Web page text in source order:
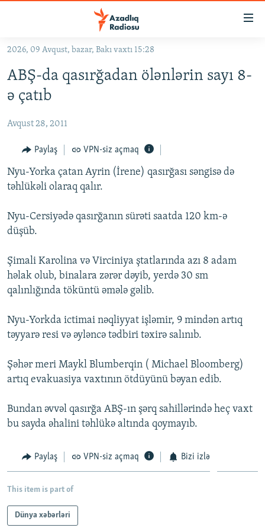
Əsas
qayıt
Əsas
naviqasiyaya
qayıt
#İZAHLA
KORRUPSIOMETR
#ƏSLINDƏ
FƏRQƏ BAX
QANUNI DOĞRU
ARAŞDIRMA
MULTIMEDIA
VIDEO
FOTOQALEREYA
İNFOQRAFIKA
KARIKATURA
RADIO ARXIV
OXU ZALI
AZƏRBAYCAN ƏDƏBIYYATI KITABXANASI
İSLAM VƏ DEMOKRATIYA
İZ - MƏDƏNIYYƏT PROQRAMI
HAQQIMIZDA
MISSIYAMIZ
PEŞƏ ETIKASI VƏ JURNALISTIKA STANDARTLARIMIZ
MATERIALLARIMIZDAN ISTIFADƏ
AZADLIQRADIOSU MOBIL TELEFONUNUZDA
BIZIMLƏ ƏLAQƏ
XƏBƏR BÜLLETENLƏRIMIZ
BIZI IZLƏ
RFE/RL-in bütün saytları
2026, 09 Avqust, bazar, Bakı vaxtı 15:28
ABŞ-da qasırğadan ölənlərin sayı 8-
ə çatıb
Avqust 28, 2011
Paylaş VPN-siz açmaq
Nyu-Yorka çatan Ayrin (İrene) qasırğası səngisə də
təhlükəli olaraq qalır.
Nyu-Cersiyədə qasırğanın sürəti saatda 120 km-ə
düşüb.
Şimali Karolina və Virciniya ştatlarında azı 8 adam
həlak olub, binalara zərər dəyib, yerdə 30 sm
qalınlığında töküntü əmələ gəlib.
Nyu-Yorkda ictimai nəqliyyat işləmir, 9 mindən artıq
təyyarə resi və əyləncə tədbiri təxirə salınıb.
Şəhər meri Maykl Blumberqin ( Michael Bloomberg)
artıq evakuasiya vaxtının ötdüyünü bəyan edib.
Bundan əvvəl qasırğa ABŞ-ın şərq sahillərində heç vaxt
bu sayda əhalini təhlükə altında qoymayıb.
Paylaş VPN-siz açmaq Bizi izlə
This item is part of
Dünya xəbərləri